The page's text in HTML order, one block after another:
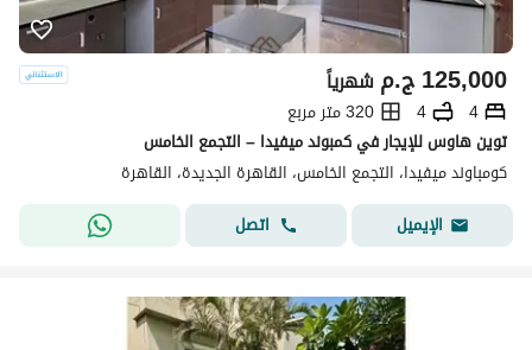
ج.م125,000 شهرياً
4
4
320 متر مربع
توين هاوس للإيجار في كمبوند ميفيدا – التجمع الخامس
كومباوند ميفيدا، التجمع الخامس، القاهرة الجديدة، القاهرة
الإيميل
اتصل